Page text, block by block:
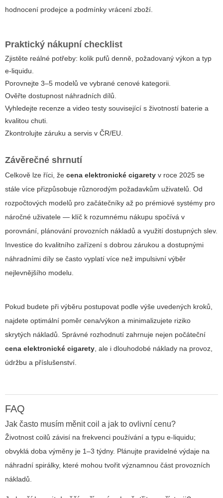
hodnocení prodejce a podmínky vrácení zboží.
Praktický nákupní checklist
Zjistěte reálné potřeby: kolik pufů denně, požadovaný výkon a typ
e-liquidu.
Porovnejte 3–5 modelů ve vybrané cenové kategorii.
Ověřte dostupnost náhradních dílů.
Vyhledejte recenze a video testy související s životností baterie a
kvalitou chuti.
Zkontrolujte záruku a servis v ČR/EU.
Závěrečné shrnutí
Celkově lze říci, že cena elektronické cigarety v roce 2025 se
stále více přizpůsobuje různorodým požadavkům uživatelů. Od
rozpočtových modelů pro začátečníky až po prémiové systémy pro
náročné uživatele — klíč k rozumnému nákupu spočívá v
porovnání, plánování provozních nákladů a využití dostupných slev.
Investice do kvalitního zařízení s dobrou zárukou a dostupnými
náhradními díly se často vyplatí více než impulsivní výběr
nejlevnějšího modelu.
Pokud budete při výběru postupovat podle výše uvedených kroků,
najdete optimální poměr cena/výkon a minimalizujete riziko
skrytých nákladů. Správné rozhodnutí zahrnuje nejen počáteční
cena elektronické cigarety , ale i dlouhodobé náklady na provoz,
údržbu a příslušenství.
FAQ
Jak často musím měnit coil a jak to ovlivní cenu?
Životnost coilů závisí na frekvenci používání a typu e-liquidu;
obvyklá doba výměny je 1–3 týdny. Plánujte pravidelné výdaje na
náhradní spirálky, které mohou tvořit významnou část provozních
nákladů.